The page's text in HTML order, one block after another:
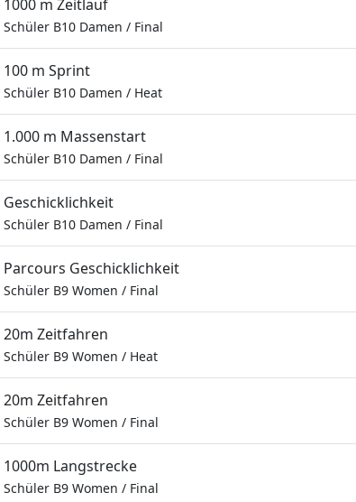
1000 m Zeitlauf
Schüler B10 Damen / Final
100 m Sprint
Schüler B10 Damen / Heat
1.000 m Massenstart
Schüler B10 Damen / Final
Geschicklichkeit
Schüler B10 Damen / Final
Parcours Geschicklichkeit
Schüler B9 Women / Final
20m Zeitfahren
Schüler B9 Women / Heat
20m Zeitfahren
Schüler B9 Women / Final
1000m Langstrecke
Schüler B9 Women / Final